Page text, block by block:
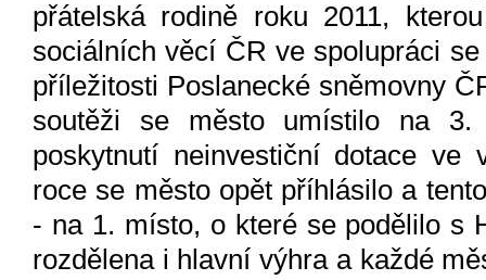
přátelská rodině roku 2011,
sociálních věcí ČR ve spolupráci
příležitosti Poslanecké sněmovny
soutěži se město umístilo na
poskytnutí neinvestiční dotace
roce se město opět příhlásilo a
- na 1. místo, o které se podělilo s
rozdělena i hlavní výhra a každé